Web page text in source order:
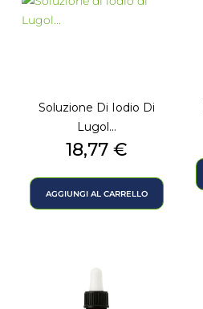
Soluzione Di Iodio Di
Lugol...
Prezzo
18,77 €
AGGIUNGI AL CARRELLO